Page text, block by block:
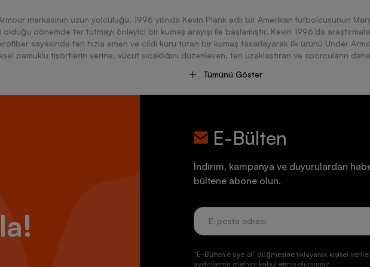
markasının uzun yolculuğu, 1996 yılında Kevin Plank adlı bir Amerikan futbolcusunun
dönemde ter tutmayı önleyici bir kumaş arayışı ile başlamıştır. Kevin 1996’da
sayesinde teri hızla emen ve cildi kuru tutan bir kumaş tasarlayarak ilk ürünü Under
pamuklu tişörtlerin yerine, vücut sıcaklığını düzenleyen, teri uzaklaştıran ve sporcuların
da popülerlik kazandı. Marka, hem performans hem de sporcuların rahatlığını sağlayan
Armour Ayakkabılarla Adımlarınızı Güçlendirin!
ayakkabı, kullanıcılarına çeşitli spor dallarına özel olarak tasarlanmış geniş bir yelpazede
sporcular arasında popüler hale getirmesiyle birlikte kullanıcı ihtiyaçlarına yönelik
armour ayakkabı modelleri hem yoğun egzersizlere hemde günlük kullanıma uygun olması
biri olmayı başarmıştır.Koşu ayakkabılarında yüksek performans sunan yastıklama
enerji geri dönüşümünü sağlar. Daha iyi zemin kavrayışı sağlayarak ıslak zeminlerde güvenli
Hafif ve nefes alabilir malzemelerden üretilen üst kısım ise hem ayaklarınızın kuru
sağlanması amaçlanmıştır.Aynı zamanda kullanıcıların ayağını tam olarak saran kilitleme
Tümünü Göster
E-Bülten
İndirim, kampanya ve duyurulardan
bültene abone olun.
“E-Bülten’e üye ol” düğmesine tıklayarak kişisel
aydınlatma metnini kabul etmiş olursunuz.